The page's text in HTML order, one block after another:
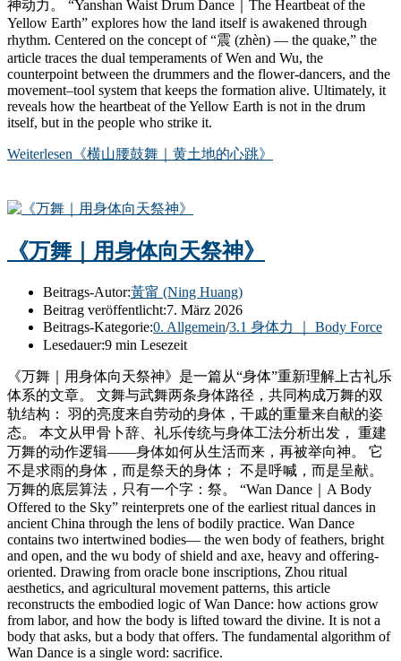
神动力。 “Yanshan Waist Drum Dance｜The Heartbeat of the
Yellow Earth” explores how the land itself is awakened through
rhythm. Centered on the concept of “震 (zhèn) — the quake,” the
article traces the dual temperaments of Wen and Wu, the
counterpoint between the drummers and the flower-dancers, and the
movement–tool system that keeps the formation alive. Ultimately, it
reveals how the heartbeat of the Yellow Earth is not in the drum
itself, but in the people who strike it.
Weiterlesen 《横山腰鼓舞｜黄土地的心跳》
《万舞｜用身体向天祭神》
Beitrags-Autor:黃甯 (Ning Huang)
Beitrag veröffentlicht:7. März 2026
Beitrags-Kategorie:0. Allgemein/3.1 身体力 ｜ Body Force
Lesedauer:9 min Lesezeit
《万舞｜用身体向天祭神》是一篇从“身体”重新理解上古礼乐
体系的文章。 文舞与武舞两条身体路径，共同构成万舞的双
轨结构： 羽的亮度来自劳动的身体，干戚的重量来自献的姿
态。 本文从甲骨卜辞、礼乐传统与身体工法分析出发， 重建
万舞的动作逻辑——身体如何从生活而来，再被举向神。 它
不是求雨的身体，而是祭天的身体； 不是呼喊，而是呈献。
万舞的底层算法，只有一个字：祭。 “Wan Dance｜A Body
Offered to the Sky” reinterprets one of the earliest ritual dances in
ancient China through the lens of bodily practice. Wan Dance
contains two intertwined bodies— the wen body of feathers, bright
and open, and the wu body of shield and axe, heavy and offering-
oriented. Drawing from oracle bone inscriptions, Zhou ritual
aesthetics, and agricultural movement patterns, this article
reconstructs the embodied logic of Wan Dance: how actions grow
from labor, and how the body is lifted toward the divine. It is not a
body that asks, but a body that offers. The fundamental algorithm of
Wan Dance is a single word: sacrifice.